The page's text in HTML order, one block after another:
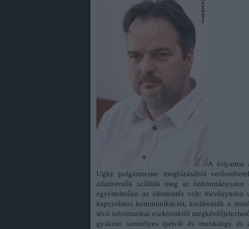
A folyamat
Ughy polgármester megbízásából
adatmentők szállták meg az
egyértelműen az elrettentés volt: törvénytelen
kapcsolatos kommunikációt, korlátozták a
lévő informatikai eszközökről
gyakran személyes (privát és munkaügy és